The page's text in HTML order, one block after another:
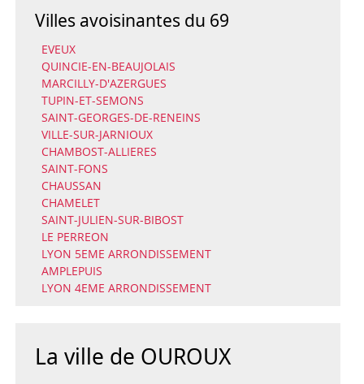
Villes avoisinantes du 69
EVEUX
QUINCIE-EN-BEAUJOLAIS
MARCILLY-D'AZERGUES
TUPIN-ET-SEMONS
SAINT-GEORGES-DE-RENEINS
VILLE-SUR-JARNIOUX
CHAMBOST-ALLIERES
SAINT-FONS
CHAUSSAN
CHAMELET
SAINT-JULIEN-SUR-BIBOST
LE PERREON
LYON 5EME ARRONDISSEMENT
AMPLEPUIS
LYON 4EME ARRONDISSEMENT
La ville de OUROUX